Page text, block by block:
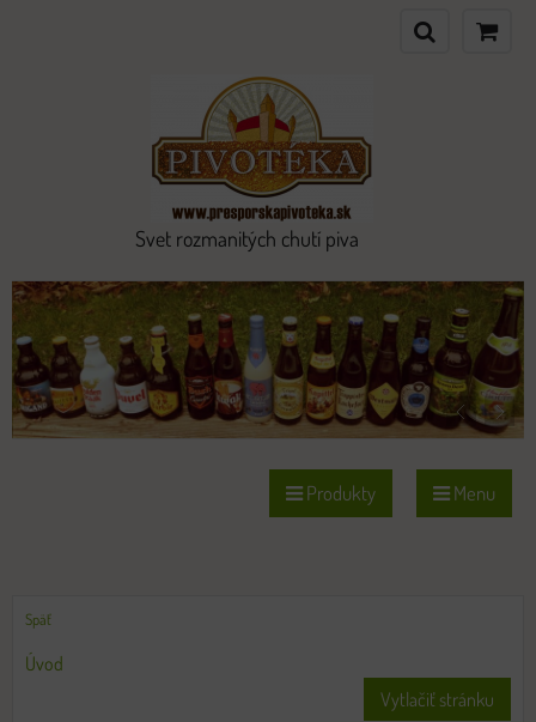
Svet rozmanitých chutí piva
Produkty Menu
Späť
Úvod
Vytlačiť stránku